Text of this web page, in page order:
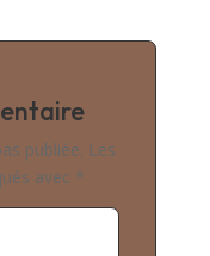
publiée. Les
avec *